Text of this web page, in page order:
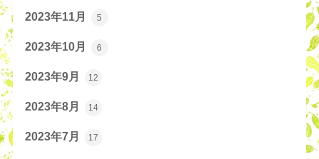
2023年11月 5
2023年10月 6
2023年9月 12
2023年8月 14
2023年7月 17